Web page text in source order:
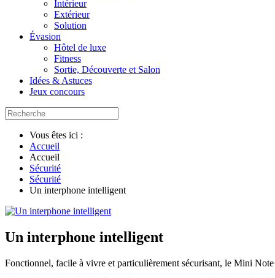
Intérieur
Extérieur
Solution
Évasion
Hôtel de luxe
Fitness
Sortie, Découverte et Salon
Idées & Astuces
Jeux concours
Vous êtes ici :
Accueil
Accueil
Sécurité
Sécurité
Un interphone intelligent
Un interphone intelligent
Fonctionnel, facile à vivre et particulièrement sécurisant, le Mini